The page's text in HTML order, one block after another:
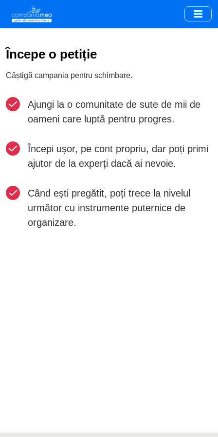
main
Începe o petiție
Câștigă campania pentru schimbare.
Ajungi la o comunitate de sute de mii de
oameni care luptă pentru progres.
Începi ușor, pe cont propriu, dar poți primi
ajutor de la experți dacă ai nevoie.
Când ești pregătit, poți trece la nivelul
următor cu instrumente puternice de
organizare.